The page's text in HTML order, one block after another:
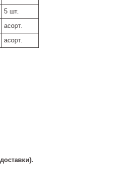
5 шт.
асорт.
асорт.